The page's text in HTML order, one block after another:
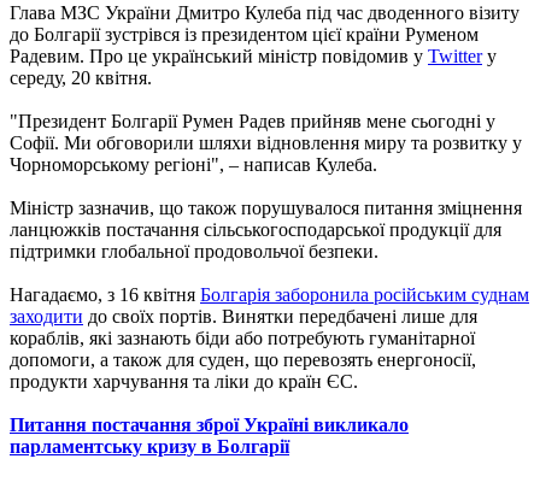
Глава МЗС України Дмитро Кулеба під час дводенного візиту
до Болгарії зустрівся із президентом цієї країни Руменом
Радевим. Про це український міністр повідомив у Twitterу
середу, 20 квітня.
"Президент Болгарії Румен Радев прийняв мене сьогодні у
Софії. Ми обговорили шляхи відновлення миру та розвитку у
Чорноморському регіоні", – написав Кулеба.
Міністр зазначив, що також порушувалося питання зміцнення
ланцюжків постачання сільськогосподарської продукції для
підтримки глобальної продовольчої безпеки.
Нагадаємо, з 16 квітня Болгарія заборонила російським суднам
заходити до своїх портів. Винятки передбачені лише для
кораблів, які зазнають біди або потребують гуманітарної
допомоги, а також для суден, що перевозять енергоносії,
продукти харчування та ліки до країн ЄС.
Питання постачання зброї Україні викликало
парламентську кризу в Болгарії